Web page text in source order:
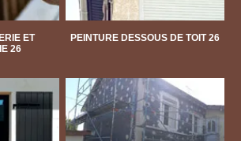
ET
26
PEINTURE DESSOUS DE TOIT 26